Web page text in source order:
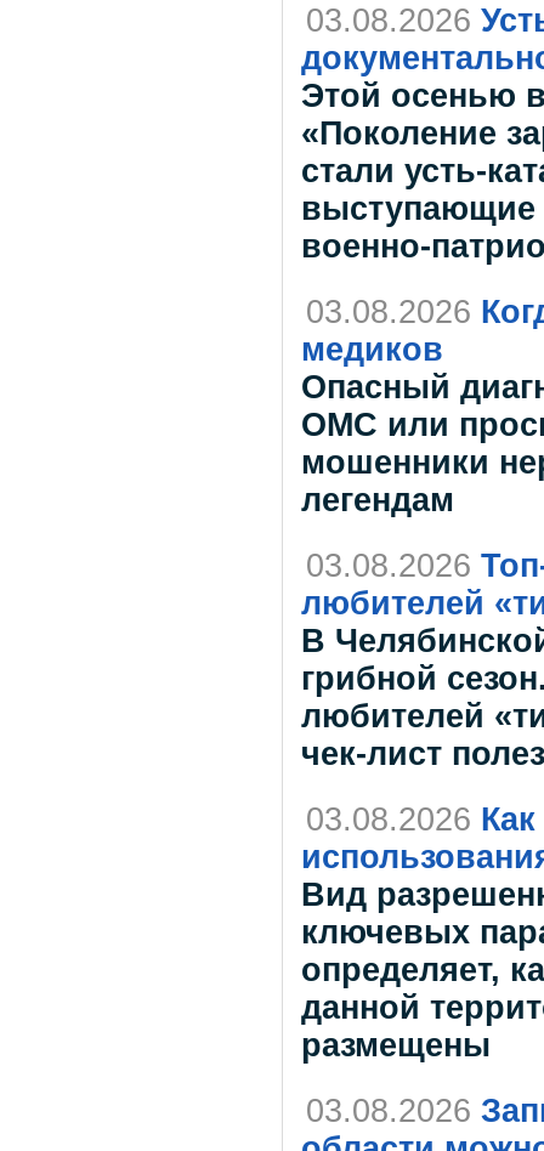
03.08.2026
Этой осенью
«Поколение
стали усть-
выступающие
военно-
03.08.2026
медиков
Опасный
ОМС или
мошенники
легендам
03.08.2026
любителей
В
грибной
любителей
чек-лист
03.08.2026
Вид
ключевых
определяет,
данной
размещены
03.08.2026